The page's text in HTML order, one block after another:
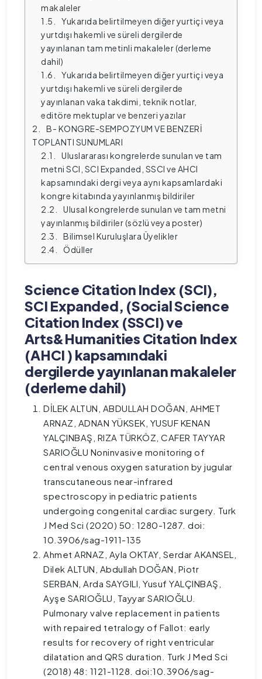
makaleler
Yukarıda belirtilmeyen diğer yurtiçi veya
yurtdışı hakemli ve süreli dergilerde
yayınlanan tam metinli makaleler (derleme
dahil)
Yukarıda belirtilmeyen diğer yurtiçi veya
yurtdışı hakemli ve süreli dergilerde
yayınlanan vaka takdimi, teknik notlar,
editöre mektuplar ve benzeri yazılar
B- KONGRE-SEMPOZYUM VE BENZERİ
TOPLANTI SUNUMLARI
Uluslararası kongrelerde sunulan ve tam
metni SCI, SCI Expanded, SSCI ve AHCI
kapsamındaki dergi veya aynı kapsamlardaki
kongre kitabında yayınlanmış bildiriler
Ulusal kongrelerde sunulan ve tam metni
yayınlanmış bildiriler (sözlü veya poster)
Bilimsel Kuruluşlara Üyelikler
Ödüller
Science Citation Index (SCI),
SCI Expanded, (Social Science
Citation Index (SSCI) ve
Arts&Humanities Citation Index
(AHCI ) kapsamındaki
dergilerde yayınlanan makaleler
(derleme dahil)
DİLEK ALTUN, ABDULLAH DOĞAN, AHMET
ARNAZ, ADNAN YÜKSEK, YUSUF KENAN
YALÇINBAŞ, RIZA TÜRKÖZ, CAFER TAYYAR
SARIOĞLU Noninvasive monitoring of
central venous oxygen saturation by jugular
transcutaneous near-infrared
spectroscopy in pediatric patients
undergoing congenital cardiac surgery. Turk
J Med Sci (2020) 50: 1280-1287. doi:
10.3906/sag-1911-135
Ahmet ARNAZ, Ayla OKTAY, Serdar AKANSEL,
Dilek ALTUN, Abdullah DOĞAN, Piotr
SERBAN, Arda SAYGILI, Yusuf YALÇINBAŞ,
Ayşe SARIOĞLU, Tayyar SARIOĞLU.
Pulmonary valve replacement in patients
with repaired tetralogy of Fallot: early
results for recovery of right ventricular
dilatation and QRS duration. Turk J Med Sci
(2018) 48: 1121-1128. doi:10.3906/sag-